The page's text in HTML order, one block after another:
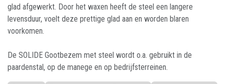
glad afgewerkt. Door het waxen heeft de steel een langere
levensduur, voelt deze prettige glad aan en worden blaren
voorkomen.
De SOLIDE Gootbezem met steel wordt o.a. gebruikt in de
paardenstal, op de manege en op bedrijfsterreinen.